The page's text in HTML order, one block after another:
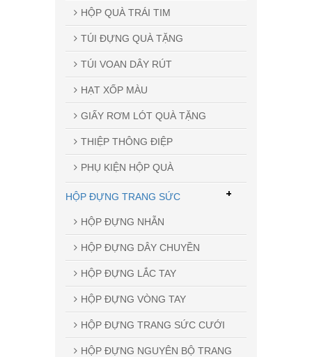
HỘP QUÀ TRÁI TIM
TÚI ĐỰNG QUÀ TẶNG
TÚI VOAN DÂY RÚT
HẠT XỐP MÀU
GIẤY RƠM LÓT QUÀ TẶNG
THIỆP THÔNG ĐIỆP
PHỤ KIỆN HỘP QUÀ
HỘP ĐỰNG TRANG SỨC
HỘP ĐỰNG NHẪN
HỘP ĐỰNG DÂY CHUYỀN
HỘP ĐỰNG LẮC TAY
HỘP ĐỰNG VÒNG TAY
HỘP ĐỰNG TRANG SỨC CƯỚI
HỘP ĐỰNG NGUYÊN BỘ TRANG
+